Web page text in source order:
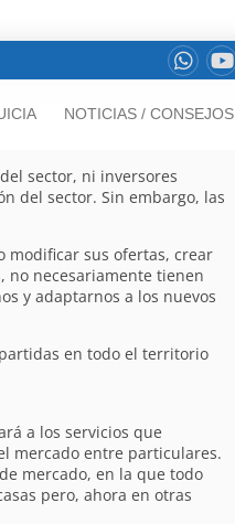
NOTICIAS / CONSEJOS
sector, ni inversores
del sector. Sin embargo, las
modificar sus ofertas, crear
no necesariamente tienen
y adaptarnos a los nuevos
en todo el territorio
a los servicios que
mercado entre particulares.
mercado, en la que todo
pero, ahora en otras